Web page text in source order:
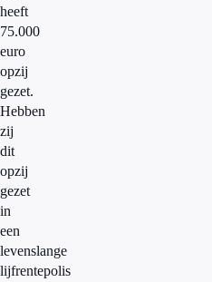
heeft
75.000
euro
opzij
gezet.
Hebben
zij
dit
opzij
gezet
in
een
levenslange
lijfrentepolis